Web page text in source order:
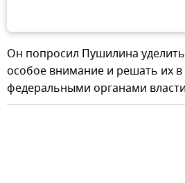
Он попросил Пушилина
особое внимание и решать их в
федеральными органами